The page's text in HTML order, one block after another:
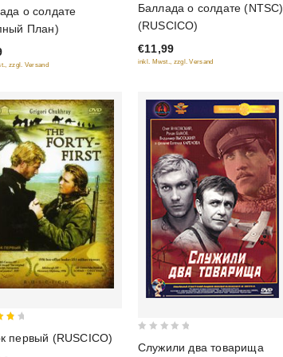
о солдате
План)
zzgl. Versand
of
5
Баллада о солдате (NTSC)
(RUSCICO)
€11,99
inkl. Mwst., zzgl. Versand
первый (RUSCICO)
out
Служили два товарища